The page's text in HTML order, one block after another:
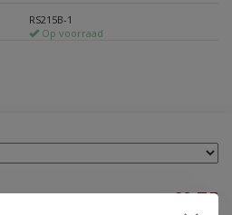
RS215B-1
Op voorraad
€0,75